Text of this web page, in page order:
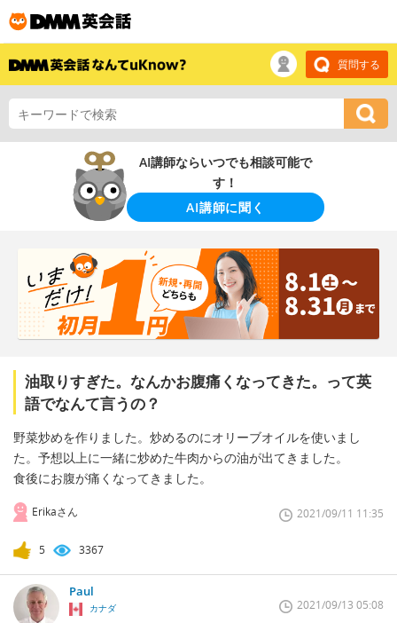
質問する
AI講師ならいつでも相談可能で
す！
AI講師に聞く
油取りすぎた。なんかお腹痛くなってきた。って英
語でなんて言うの？
野菜炒めを作りました。炒めるのにオリーブオイルを使いまし
た。予想以上に一緒に炒めた牛肉からの油が出てきました。
食後にお腹が痛くなってきました。
Erikaさん 2021/09/11 11:35
5 3367
Paul
カナダ 2021/09/13 05:08